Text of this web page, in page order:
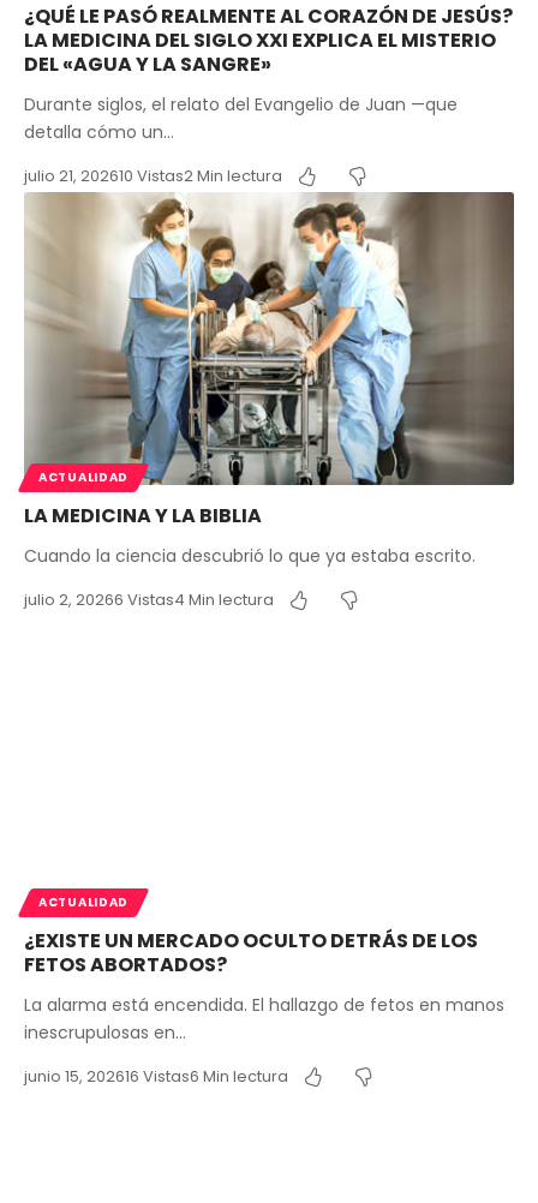
¿QUÉ LE PASÓ REALMENTE AL CORAZÓN DE JESÚS?
LA MEDICINA DEL SIGLO XXI EXPLICA EL MISTERIO
DEL «AGUA Y LA SANGRE»
Durante siglos, el relato del Evangelio de Juan —que
detalla cómo un…
julio 21, 202610 Vistas2 Min lectura
ACTUALIDAD
LA MEDICINA Y LA BIBLIA
Cuando la ciencia descubrió lo que ya estaba escrito.
julio 2, 20266 Vistas4 Min lectura
ACTUALIDAD
¿EXISTE UN MERCADO OCULTO DETRÁS DE LOS
FETOS ABORTADOS?
La alarma está encendida. El hallazgo de fetos en manos
inescrupulosas en…
junio 15, 202616 Vistas6 Min lectura